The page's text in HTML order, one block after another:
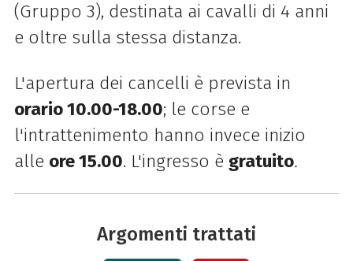
(Gruppo 3), destinata ai cavalli di 4 anni
e oltre sulla stessa distanza.
L'apertura dei cancelli è prevista in
orario 10.00-18.00; le corse e
l'intrattenimento hanno invece inizio
alle ore 15.00. L'ingresso è gratuito.
Argomenti trattati